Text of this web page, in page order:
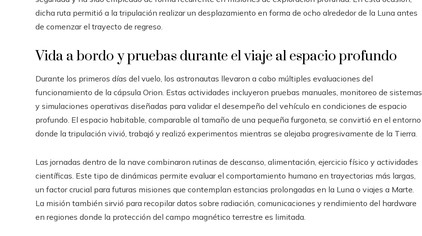
dicha ruta permitió a la tripulación realizar un desplazamiento en forma de ocho alrededor de la Luna antes
de comenzar el trayecto de regreso.
Vida a bordo y pruebas durante el viaje al espacio profundo
Durante los primeros días del vuelo, los astronautas llevaron a cabo múltiples evaluaciones del
funcionamiento de la cápsula Orion. Estas actividades incluyeron pruebas manuales, monitoreo de sistemas
y simulaciones operativas diseñadas para validar el desempeño del vehículo en condiciones de espacio
profundo. El espacio habitable, comparable al tamaño de una pequeña furgoneta, se convirtió en el entorno
donde la tripulación vivió, trabajó y realizó experimentos mientras se alejaba progresivamente de la Tierra.
Las jornadas dentro de la nave combinaron rutinas de descanso, alimentación, ejercicio físico y actividades
científicas. Este tipo de dinámicas permite evaluar el comportamiento humano en trayectorias más largas,
un factor crucial para futuras misiones que contemplan estancias prolongadas en la Luna o viajes a Marte.
La misión también sirvió para recopilar datos sobre radiación, comunicaciones y rendimiento del hardware
en regiones donde la protección del campo magnético terrestre es limitada.